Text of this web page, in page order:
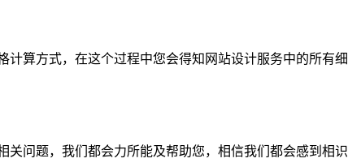
算方式，在这个过程中您会得知网站设计服务中的所有
问题，我们都会力所能及帮助您，相信我们都会感到相